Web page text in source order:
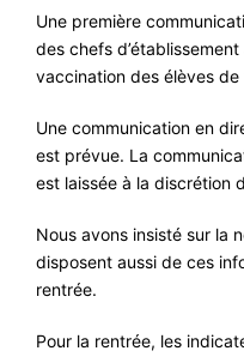
Une première
des chefs
vaccination des élèves de
Une communication en
est prévue. La
est laissée à la discrétion
Nous avons insisté sur la
disposent aussi de ces
rentrée.
Pour la rentrée, les